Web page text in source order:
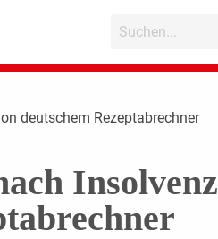
deutschem Rezeptabrechner
Insolvenz